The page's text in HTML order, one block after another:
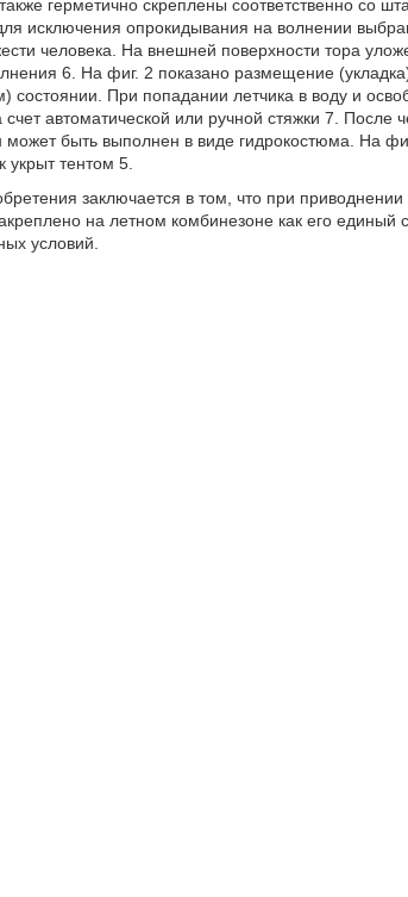
герметично скреплены соответственно со
исключения опрокидывания на волнении
человека. На внешней поверхности тора
6. На фиг. 2 показано размещение
состоянии. При попадании летчика в воду и
автоматической или ручной стяжки 7. После
может быть выполнен в виде гидрокостюма. На
укрыт тентом 5.
заключается в том, что при
на летном комбинезоне как его единый
условий.